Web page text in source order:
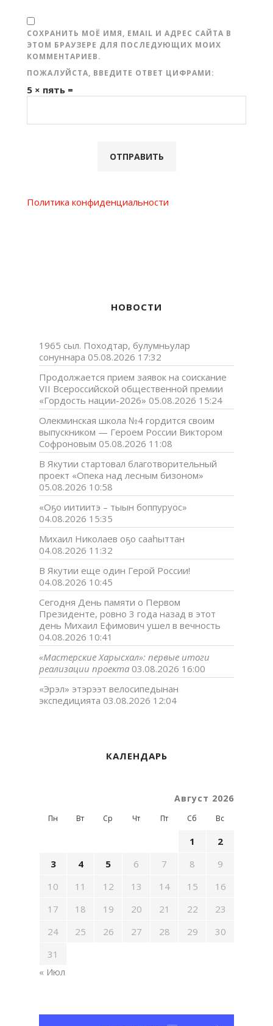
СОХРАНИТЬ МОЁ ИМЯ, EMAIL И АДРЕС САЙТА В
ЭТОМ БРАУЗЕРЕ ДЛЯ ПОСЛЕДУЮЩИХ МОИХ
КОММЕНТАРИЕВ.
ПОЖАЛУЙСТА, ВВЕДИТЕ ОТВЕТ ЦИФРАМИ:
5 × пять =
Политика конфиденциальности
НОВОСТИ
1965 сыл. Походтар, булумньулар
сонуннара 05.08.2026 17:32
Продолжается прием заявок на соискание
VII Всероссийской общественной премии
«Гордость нации-2026» 05.08.2026 15:24
Олекминская школа №4 гордится своим
выпускником — Героем России Виктором
Софроновым 05.08.2026 11:08
В Якутии стартовал благотворительный
проект «Опека над лесным бизоном»
05.08.2026 10:58
«Оҕо иитиитэ – тыын боппуруос»
04.08.2026 15:35
Михаил Николаев оҕо сааһыттан
04.08.2026 11:32
В Якутии еще один Герой России!
04.08.2026 10:45
Сегодня День памяти о Первом
Президенте, ровно 3 года назад в этот
день Михаил Ефимович ушел в вечность
04.08.2026 10:41
«Мастерские Харысхал»: первые итоги
реализации проекта 03.08.2026 16:00
«Эрэл» этэрээт велосипедынан
экспедицията 03.08.2026 12:04
КАЛЕНДАРЬ
Август 2026
Пн Вт Ср Чт Пт Сб Вс
1
2
3
4 5 6 7 8
9
10
11 12 13 14 15
16
17
18 19 20 21 22
23
24
25 26 27 28 29
30
31
« Июл